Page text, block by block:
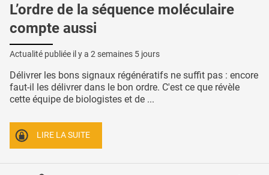
L’ordre de la séquence moléculaire
compte aussi
Actualité publiée il y a 2 semaines 5 jours
Délivrer les bons signaux régénératifs ne suffit pas : encore
faut-il les délivrer dans le bon ordre. C'est ce que révèle
cette équipe de biologistes et de ...
LIRE LA SUITE